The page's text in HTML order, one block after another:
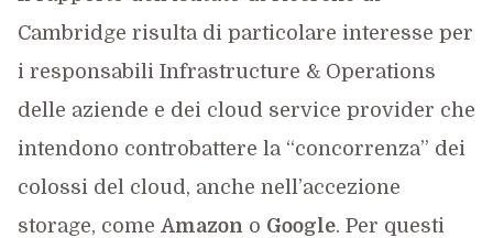
Cambridge risulta di particolare interesse per
i responsabili Infrastructure & Operations
delle aziende e dei cloud service provider che
intendono controbattere la “concorrenza” dei
colossi del cloud, anche nell’accezione
storage, come Amazon o Google. Per questi